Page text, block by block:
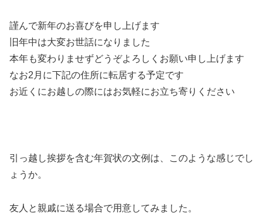
謹んで新年のお喜びを申し上げます
旧年中は大変お世話になりました
本年も変わりませずどうぞよろしくお願い申し上げます
なお2月に下記の住所に転居する予定です
お近くにお越しの際にはお気軽にお立ち寄りください
引っ越し挨拶を含む年賀状の文例は、このような感じでし
ょうか。
友人と親戚に送る場合で用意してみました。